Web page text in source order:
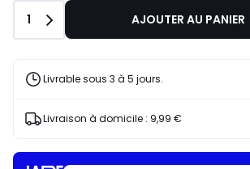
-15%
l’achat
articles
J'en
Quantité
1 AJOUTER AU PANIER
Livrable sous 3 à 5 jours.
Livraison à domicile : 9,99 €